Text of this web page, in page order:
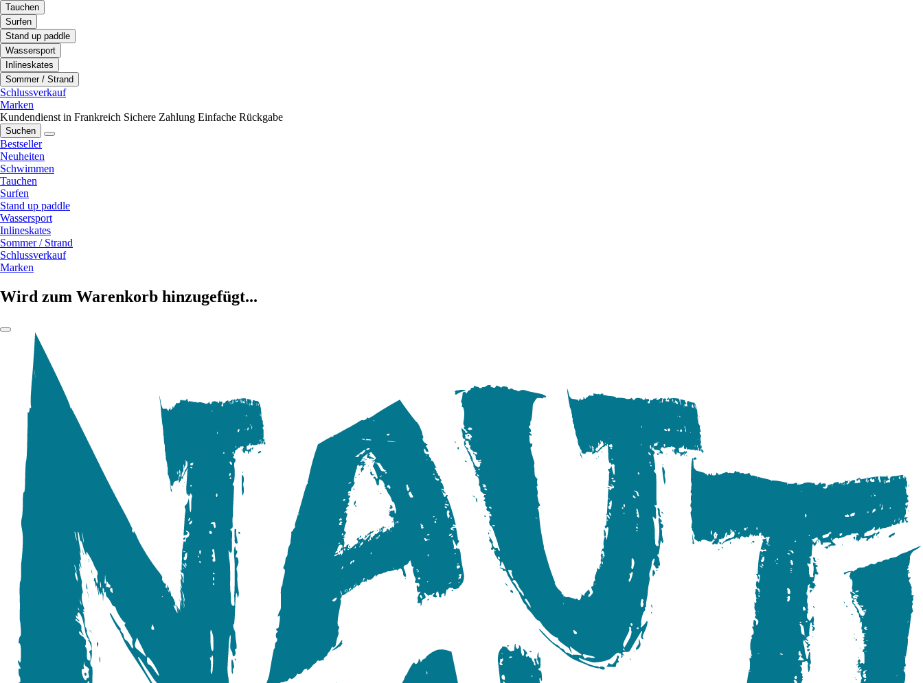
Tauchen
Surfen
Stand up paddle
Wassersport
Inlineskates
Sommer / Strand
Schlussverkauf
Marken
Kundendienst in Frankreich Sichere Zahlung Einfache Rückgabe
Suchen
Bestseller
Neuheiten
Schwimmen
Tauchen
Surfen
Stand up paddle
Wassersport
Inlineskates
Sommer / Strand
Schlussverkauf
Marken
Wird zum Warenkorb hinzugefügt...